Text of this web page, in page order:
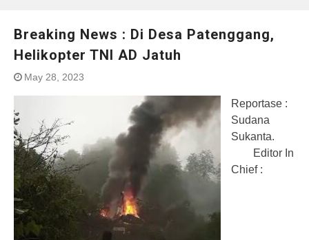
Breaking News : Di Desa Patenggang,
Helikopter TNI AD Jatuh
May 28, 2023
Reportase :
Sudana
Sukanta.
Editor In
Chief :